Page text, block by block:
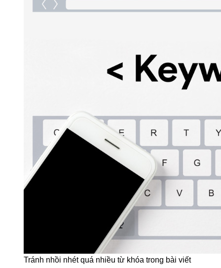
Tránh nhồi nhét quá nhiều từ khóa trong bài viết